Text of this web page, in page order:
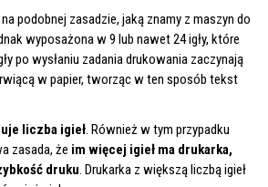
na podobnej zasadzie, jaką znamy z maszyn do
wyposażona w 9 lub nawet 24 igły, które
po wysłaniu zadania drukowania zaczynają
w papier, tworząc w ten sposób tekst
liczba igieł. Również w tym przypadku
zasada, że im więcej igieł ma drukarka,
druku. Drukarka z większą liczbą igieł